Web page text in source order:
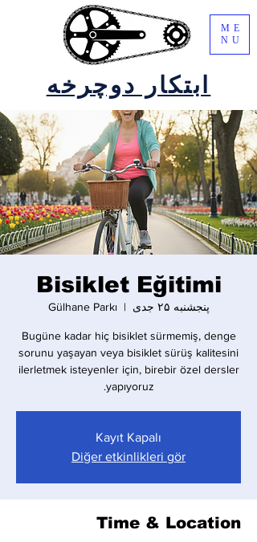
ابتکار دوچرخه
ME
NU
Bisiklet Eğitimi
پنجشنبه ۲۵ جدی
  |
Gülhane Parkı
Bugüne kadar hiç bisiklet sürmemiş, denge
sorunu yaşayan veya bisiklet sürüş kalitesini
ilerletmek isteyenler için, birebir özel dersler
yapıyoruz.
Kayıt Kapalı
Diğer etkinlikleri gör
Time & Location